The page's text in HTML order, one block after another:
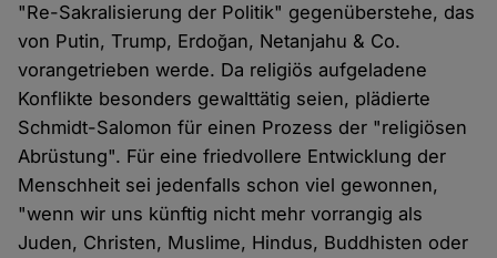
"Re-Sakralisierung der Politik" gegenüberstehe, das
von Putin, Trump, Erdoğan, Netanjahu & Co.
vorangetrieben werde. Da religiös aufgeladene
Konflikte besonders gewalttätig seien, plädierte
Schmidt-Salomon für einen Prozess der "religiösen
Abrüstung". Für eine friedvollere Entwicklung der
Menschheit sei jedenfalls schon viel gewonnen,
"wenn wir uns künftig nicht mehr vorrangig als
Juden, Christen, Muslime, Hindus, Buddhisten oder